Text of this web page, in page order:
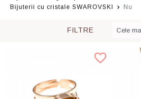
Bijuterii cu cristale SWAROVSKI
Nu
FILTRE